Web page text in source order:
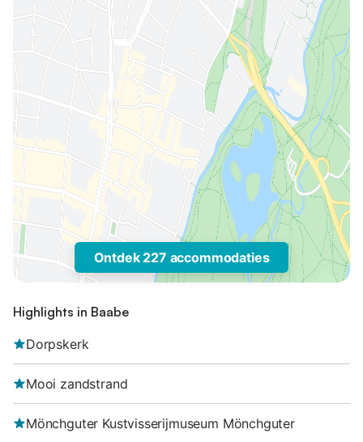
Ontdek 227 accommodaties
Highlights in Baabe
Dorpskerk
Mooi zandstrand
Mönchguter Kustvisserijmuseum Mönchguter